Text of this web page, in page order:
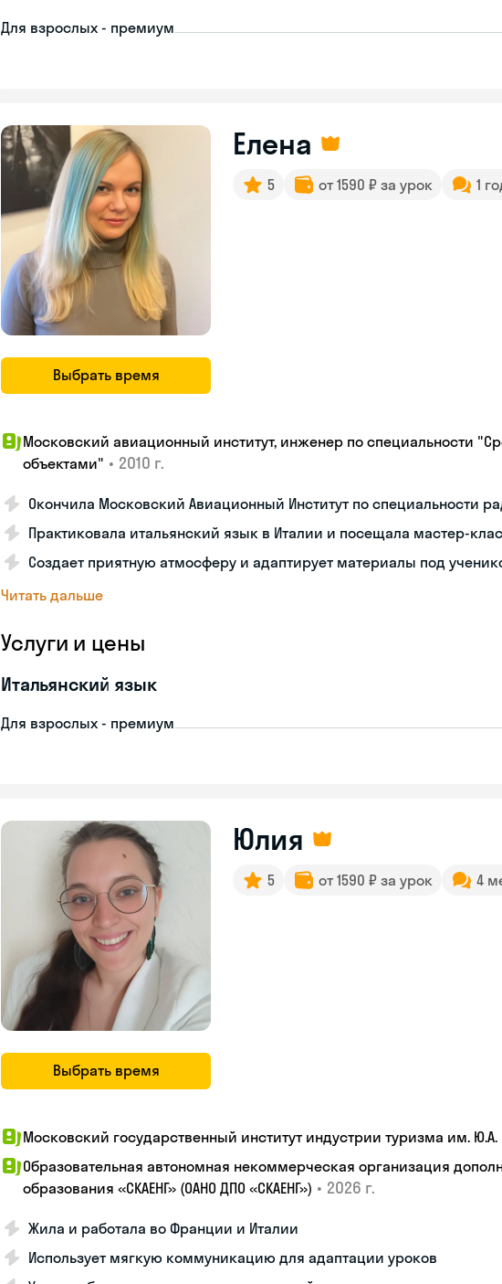
Для взрослых - премиум
Выбрать время
Елена
5 от 1590 ₽ за урок 1
Московский авиационный институт, инженер по специальности
объектами" • 2010 г.
Окончила Московский Авиационный Институт по специальности
Практиковала итальянский язык в Италии и посещала мастер-
Создает приятную атмосферу и адаптирует материалы под
Читать дальше
Услуги и цены
Итальянский язык
Для взрослых - премиум
Выбрать время
Юлия
5 от 1590 ₽ за урок 4
Московский государственный институт индустрии туризма им. Ю.А.
Образовательная автономная некоммерческая организация
образования «СКАЕНГ» (ОАНО ДПО «СКАЕНГ») • 2026 г.
Жила и работала во Франции и Италии
Использует мягкую коммуникацию для адаптации уроков